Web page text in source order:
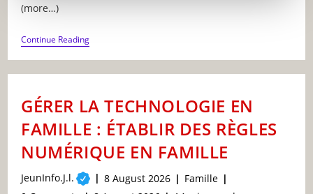
(more…)
Continue ReadingCOMMENT
COMPRENDRE
ET
PRÉVENIR
CHEZ
ADOLESCENTS
GÉRER LA TECHNOLOGIE EN
FAMILLE : ÉTABLIR DES RÈGLES
NUMÉRIQUE EN FAMILLE
Post
JeunInfo.J.l.
Post
8 August 2026
Post
Famille